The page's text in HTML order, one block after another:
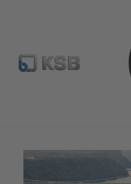
Configurer un produit